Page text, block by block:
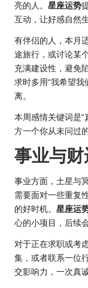
亮的人。 星座运势
互动，让好感自然生
有伴侣的人，本月
途旅行，或讨论某
充满建设性，避免
求时多用“我希望
离。
本周感情关键词是
方一个你从未问过
事业与
事业方面，土星与
需要面对一些重复
的好时机。 星座运
心的小项目，后续
对于正在求职或考
集，或者联系一位
交影响力，一次真